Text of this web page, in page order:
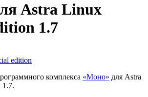
Astra Linux
1.7
edition
комплекса «Моно» для Astra
1.7.